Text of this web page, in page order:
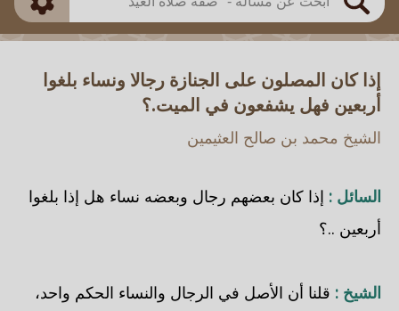
بحث
إذا كان المصلون على الجنازة رجالا ونساء بلغوا
أربعين فهل يشفعون في الميت.؟
الشيخ محمد بن صالح العثيمين
السائل : إذا كان بعضهم رجال وبعضه نساء هل إذا بلغوا
أربعين ..؟
الشيخ : قلنا أن الأصل في الرجال والنساء الحكم واحد،